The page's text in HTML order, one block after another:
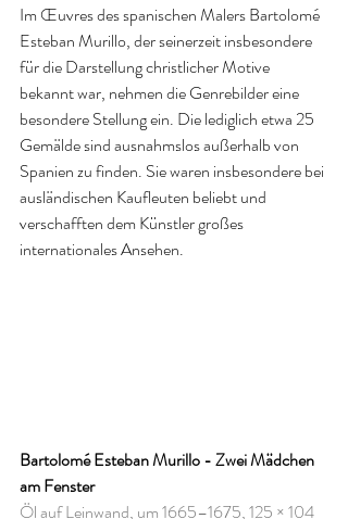
Im Œuvres des spanischen Malers Bartolomé
Esteban Murillo, der seinerzeit insbesondere
für die Darstellung christlicher Motive
bekannt war, nehmen die Genrebilder eine
besondere Stellung ein. Die lediglich etwa 25
Gemälde sind ausnahmslos außerhalb von
Spanien zu finden. Sie waren insbesondere bei
ausländischen Kaufleuten beliebt und
verschafften dem Künstler großes
internationales Ansehen.
Bartolomé Esteban Murillo - Zwei Mädchen
am Fenster
Öl auf Leinwand, um 1665–1675, 125 × 104